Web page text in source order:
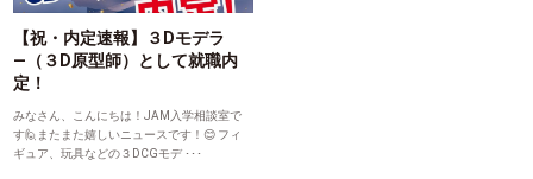
【祝・内定速報】３Dモデラ
―（３D原型師）として就職内
定！
みなさん、こんにちは！JAM入学相談室で
す🙋またまた嬉しいニュースです！😊 フィ
ギュア、玩具などの３DCGモデ ･･･